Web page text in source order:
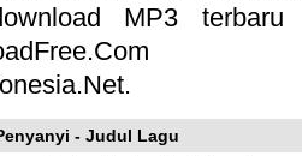
MP3
- Judul Lagu